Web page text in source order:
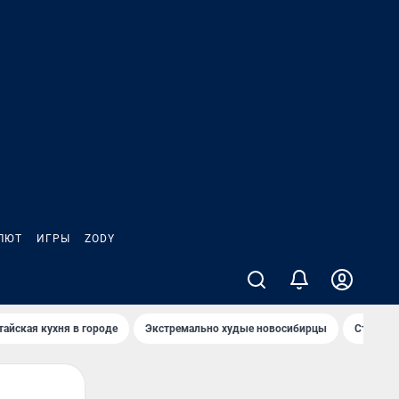
ИГРЫ ZODY
кухня в городе Экстремально худые новосибирцы Старт